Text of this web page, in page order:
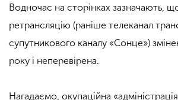
Водночас на сторінках зазначають,
ретрансляцію (раніше телеканал
супутникового каналу «Сонце»)
року і неперевірена.
Нагадаємо, окупаційна